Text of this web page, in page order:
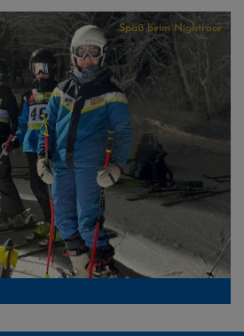
Spaß beim Nightrace